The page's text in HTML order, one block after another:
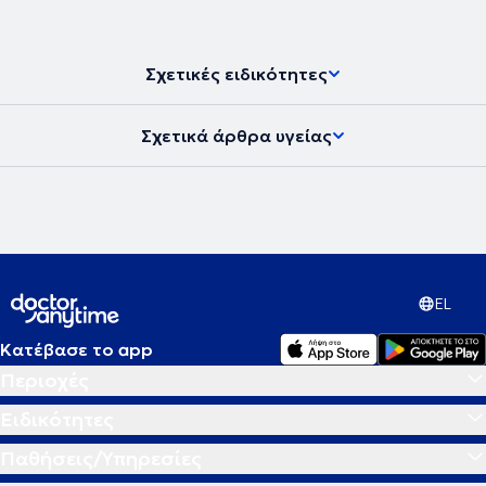
ψυχολογία στο University of Essex. Τέλος, έχει συμμετάσχει σε
προγράμματα που αφορούν τον Επαγγελματικό Προσανατολισμό
και το Πρόγραμμα Εκπαίδευσης Εκπαιδευτών Ενηλίκων και ασκεί
Σχετικές ειδικότητες
Σχετικά άρθρα υγείας
EL
Κατέβασε το app